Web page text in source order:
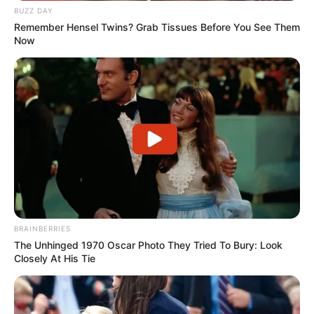
ΤΕΛΕΓΚΡΑΜ….. ΜΠΟΡΕΙΤΕ ΝΑ ΓΡΑΦΤΕΙΤΕ ΣΤΟ ΚΑΝΑΛΙ
ΜΟΥ ΕΚΕΙ, “ ΝΙΚΟΛΑΟΣ ΑΝΑΞΙΜΑΝΔΡΟΣ ”, Η ΝΑ
ΠΑΤΗΣΕΤΕ ΤΟ ΠΑΡΑΚΑΤΩ ΛΙΝΚ….
BUZZ DAY
Remember Hensel Twins? Grab Tissues Before You See Them
Now
BRAINBERRIES
The Unhinged 1970 Oscar Photo They Tried To Bury: Look
Closely At His Tie